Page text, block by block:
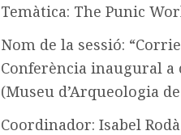
Temàtica: The Punic
Nom de la sessió:
Conferència inaugural a
(Museu d’Arqueologia
Coordinador: Isabel